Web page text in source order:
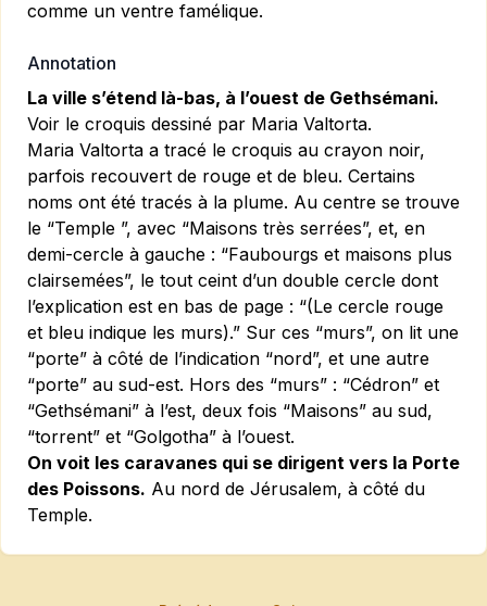
comme un ventre famélique.
Annotation
La ville s’étend là-bas, à l’ouest de Gethsémani.
Voir le croquis dessiné par Maria Valtorta.
Maria Valtorta a tracé le croquis au crayon noir,
parfois recouvert de rouge et de bleu. Certains
noms ont été tracés à la plume. Au centre se trouve
le “Temple ”, avec “Maisons très serrées”, et, en
demi-cercle à gauche : “Faubourgs et maisons plus
clairsemées”, le tout ceint d’un double cercle dont
l’explication est en bas de page : “(Le cercle rouge
et bleu indique les murs).” Sur ces “murs”, on lit une
“porte” à côté de l’indication “nord”, et une autre
“porte” au sud-est. Hors des “murs” : “Cédron” et
“Gethsémani” à l’est, deux fois “Maisons” au sud,
“torrent” et “Golgotha” à l’ouest.
On voit les caravanes qui se dirigent vers la Porte
des Poissons. Au nord de Jérusalem, à côté du
Temple.